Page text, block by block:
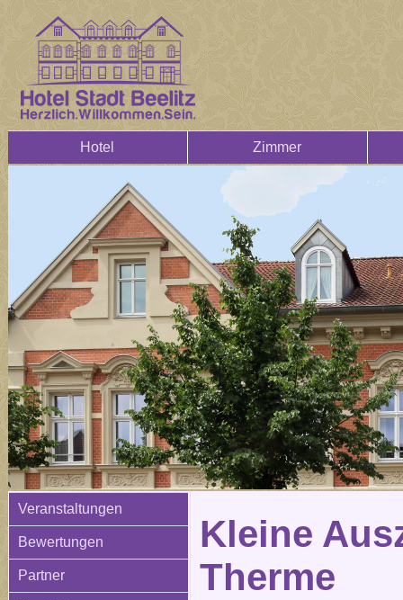
Hotel Zimmer
Veranstaltungen
Bewertungen
Partner
Kleine
Therme